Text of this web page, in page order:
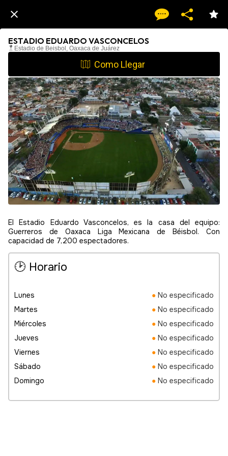
ESTADIO EDUARDO VASCONCELOS
Estadio de Beisbol, Oaxaca de Juárez
Como Llegar
El Estadio Eduardo Vasconcelos, es la casa del equipo:
Guerreros de Oaxaca Liga Mexicana de Béisbol. Con
capacidad de 7,200 espectadores.
🕑 Horario
Lunes ● No especificado
Martes
● No especificado
Miércoles
● No especificado
Jueves
● No especificado
Viernes
● No especificado
Sábado
● No especificado
Domingo
● No especificado